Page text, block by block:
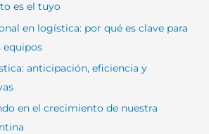
es el tuyo
en logística: por qué es clave para
equipos
anticipación, eficiencia y
en el crecimiento de nuestra